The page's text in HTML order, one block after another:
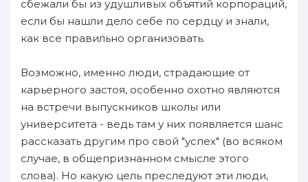
сбежали бы из удушливых объятий корпораций,
если бы нашли дело себе по сердцу и знали,
как все правильно организовать.
Возможно, именно люди, страдающие от
карьерного застоя, особенно охотно являются
на встречи выпускников школы или
университета - ведь там у них появляется шанс
рассказать другим про свой "успех" (во всяком
случае, в общепризнанном смысле этого
слова). Но какую цель преследуют эти люди,